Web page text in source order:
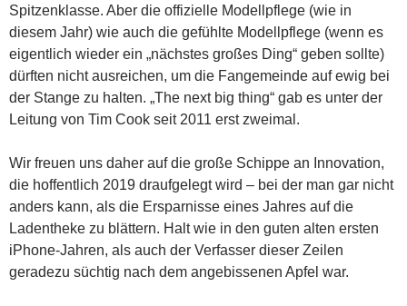
Spitzenklasse. Aber die offizielle Modellpflege (wie in
diesem Jahr) wie auch die gefühlte Modellpflege (wenn es
eigentlich wieder ein „nächstes großes Ding“ geben sollte)
dürften nicht ausreichen, um die Fangemeinde auf ewig bei
der Stange zu halten. „The next big thing“ gab es unter der
Leitung von Tim Cook seit 2011 erst zweimal.
Wir freuen uns daher auf die große Schippe an Innovation,
die hoffentlich 2019 draufgelegt wird – bei der man gar nicht
anders kann, als die Ersparnisse eines Jahres auf die
Ladentheke zu blättern. Halt wie in den guten alten ersten
iPhone-Jahren, als auch der Verfasser dieser Zeilen
geradezu süchtig nach dem angebissenen Apfel war.